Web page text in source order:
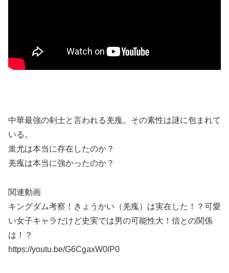
中華最強の剣士と言われる羌瘣。その素性は謎に包まれて
いる。
蚩尤は本当に存在したのか？
羌瘣は本当に強かったのか？
関連動画
キングダム考察！きょうかい（羌瘣）は実在した！？可愛
い女子キャラだけど史実では男の可能性大！信との関係
は！？
https://youtu.be/G6CgaxW0lP0